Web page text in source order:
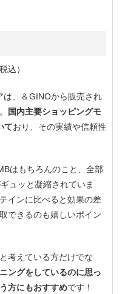
込）
は、＆GINOから販売され
国内主要ショッピングモ
ており、その実績や信頼性
はもちろんのこと、全部
ュッと凝縮されていま
インに比べると効果の差
できるのも嬉しいポイン
考えている方だけでな
ングをしているのに思っ
方にもおすすめです！